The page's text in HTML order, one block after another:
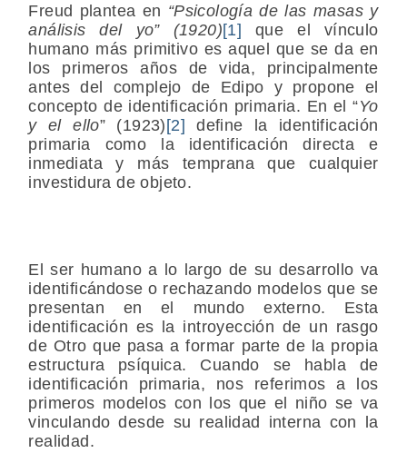
Freud plantea en “Psicología de las masas y
análisis del yo” (1920)[1] que el vínculo
humano más primitivo es aquel que se da en
los primeros años de vida, principalmente
antes del complejo de Edipo y propone el
concepto de identificación primaria. En el “Yo
y el ello” (1923)[2] define la identificación
primaria como la identificación directa e
inmediata y más temprana que cualquier
investidura de objeto.
El ser humano a lo largo de su desarrollo va
identificándose o rechazando modelos que se
presentan en el mundo externo. Esta
identificación es la introyección de un rasgo
de Otro que pasa a formar parte de la propia
estructura psíquica. Cuando se habla de
identificación primaria, nos referimos a los
primeros modelos con los que el niño se va
vinculando desde su realidad interna con la
realidad.